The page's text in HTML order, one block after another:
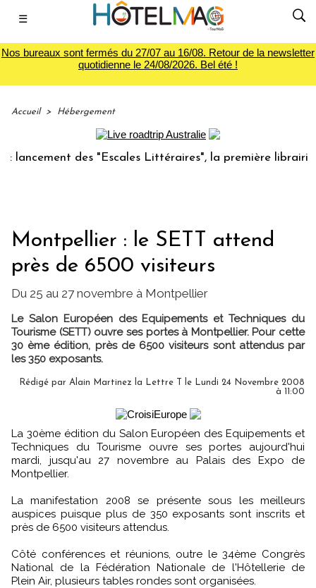
☰
Nos bureaux sont fermés du 27/07 au 16/08. Retour de la newsletter
quotidienne le 24/08/2026. Bel été !
Accueil > Hébergement
des "Escales Littéraires", la première librairie du
Montpellier : le SETT attend
près de 6500 visiteurs
Du 25 au 27 novembre à Montpellier
Le Salon Européen des Equipements et Techniques du
Tourisme (SETT) ouvre ses portes à Montpellier. Pour cette
30 ème édition, près de 6500 visiteurs sont attendus par
les 350 exposants.
Rédigé par Alain Martinez la Lettre T le Lundi 24 Novembre 2008
à 11:00
La 30ème édition du Salon Européen des Equipements et
Techniques du Tourisme ouvre ses portes aujourd'hui
mardi, jusqu'au 27 novembre au Palais des Expo de
Montpellier.
La manifestation 2008 se présente sous les meilleurs
auspices puisque plus de 350 exposants sont inscrits et
près de 6500 visiteurs attendus.
Côté conférences et réunions, outre le 34ème Congrès
National de la Fédération Nationale de l'Hôtellerie de
Plein Air, plusieurs tables rondes sont organisées.